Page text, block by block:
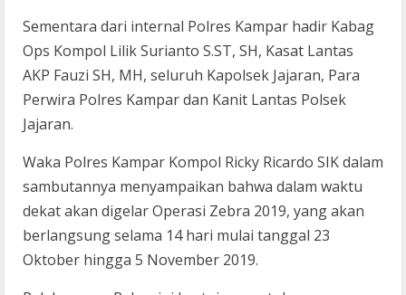
Sementara dari internal Polres Kampar hadir Kabag
Ops Kompol Lilik Surianto S.ST, SH, Kasat Lantas
AKP Fauzi SH, MH, seluruh Kapolsek Jajaran, Para
Perwira Polres Kampar dan Kanit Lantas Polsek
Jajaran.
Waka Polres Kampar Kompol Ricky Ricardo SIK dalam
sambutannya menyampaikan bahwa dalam waktu
dekat akan digelar Operasi Zebra 2019, yang akan
berlangsung selama 14 hari mulai tanggal 23
Oktober hingga 5 November 2019.